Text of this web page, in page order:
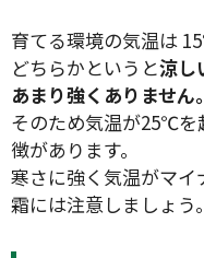
育てる環境の気温は
どちらかというと涼し
あまり強くありません。
そのため気温が25℃を
徴があります。
寒さに強く気温がマイ
霜には注意しましょう。